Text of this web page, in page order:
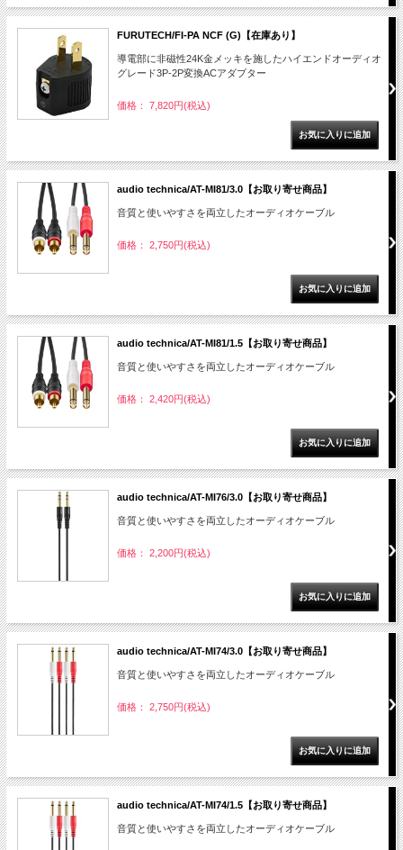
FURUTECH/FI-PA NCF (G)【在庫あり】
導電部に非磁性24K金メッキを施したハイエンドオーディオ
グレード3P-2P変換ACアダプター
価格： 7,820円(税込)
audio technica/AT-MI81/3.0【お取り寄せ商品】
音質と使いやすさを両立したオーディオケーブル
価格： 2,750円(税込)
audio technica/AT-MI81/1.5【お取り寄せ商品】
音質と使いやすさを両立したオーディオケーブル
価格： 2,420円(税込)
audio technica/AT-MI76/3.0【お取り寄せ商品】
音質と使いやすさを両立したオーディオケーブル
価格： 2,200円(税込)
audio technica/AT-MI74/3.0【お取り寄せ商品】
音質と使いやすさを両立したオーディオケーブル
価格： 2,750円(税込)
audio technica/AT-MI74/1.5【お取り寄せ商品】
音質と使いやすさを両立したオーディオケーブル